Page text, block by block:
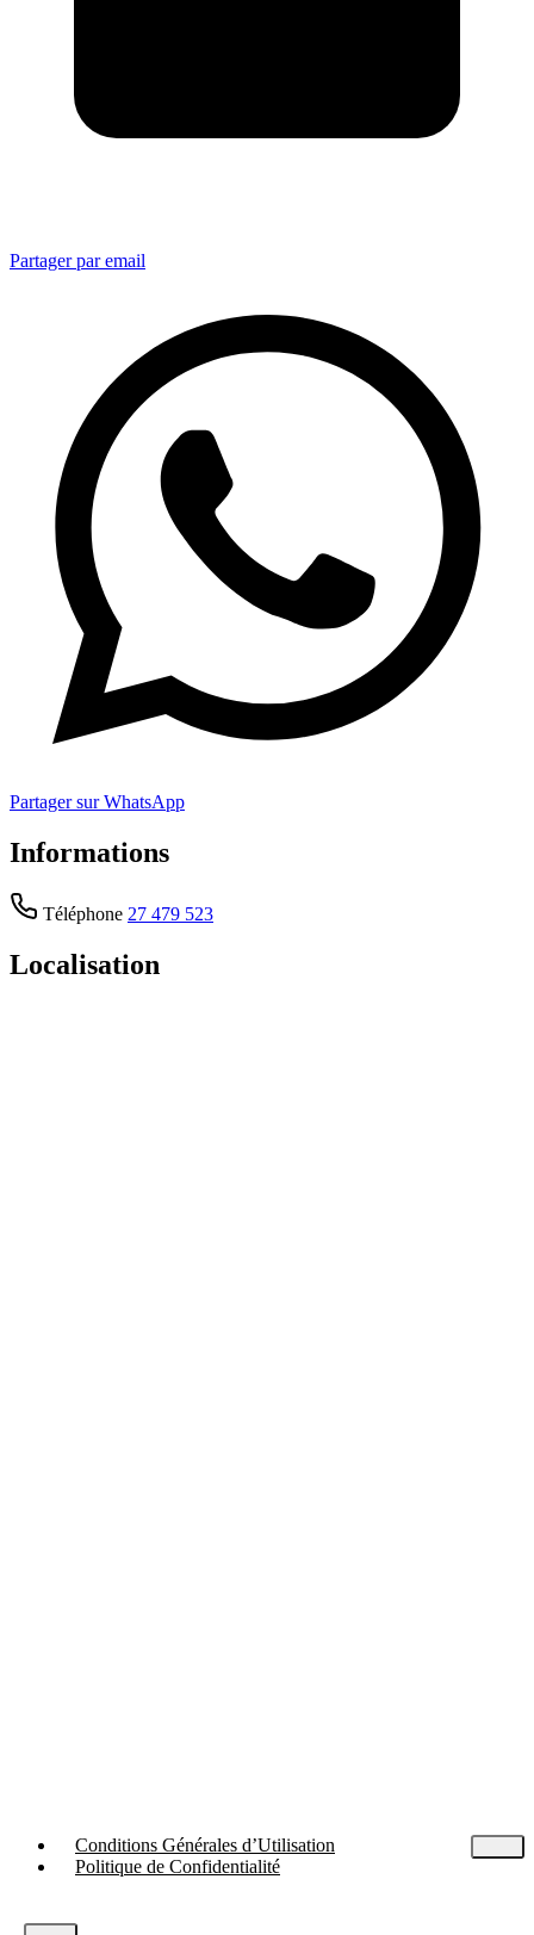
Partager par email
Partager sur WhatsApp
Informations
Téléphone 27 479 523
Localisation
Conditions Générales d’Utilisation
Politique de Confidentialité